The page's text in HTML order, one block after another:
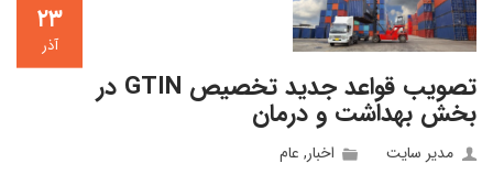
۲۳
آذر
تصویب قواعد جدید تخصیص GTIN در
بخش بهداشت و درمان
مدیر سایت اخبار, عام